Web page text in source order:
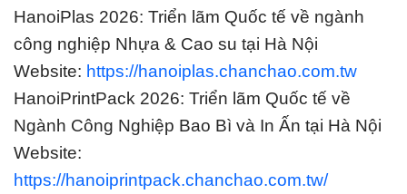
HanoiPlas 2026: Triển lãm Quốc tế về ngành
công nghiệp Nhựa & Cao su tại Hà Nội
Website: https://hanoiplas.chanchao.com.tw
HanoiPrintPack 2026: Triển lãm Quốc tế về
Ngành Công Nghiệp Bao Bì và In Ấn tại Hà Nội
Website:
https://hanoiprintpack.chanchao.com.tw/